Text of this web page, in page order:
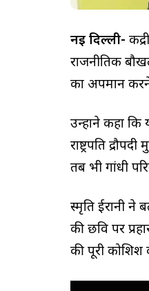
नई दिल्ली-
राजनीतिक
का अपमान
उन्होंने कहा कि
राष्ट्रपति
तब भी गांधी
स्मृति ईरानी ने
की छवि पर
की पूरी